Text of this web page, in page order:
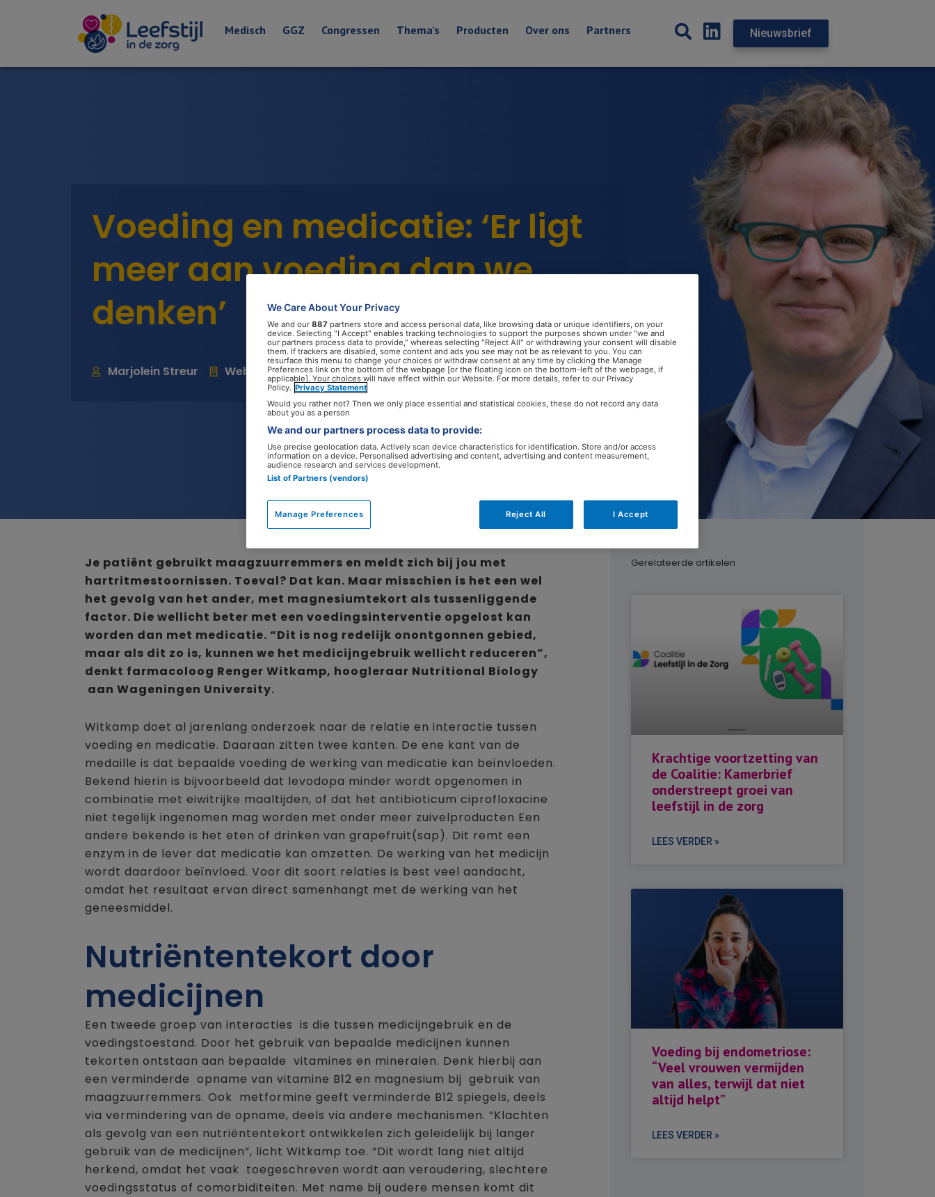
Medisch GGZ Congressen Thema’s Producten Over ons Partners Nieuwsbrief
Voeding en medicatie: ‘Er ligt
meer aan voeding dan we
denken’
Marjolein Streur Webredacteur 18 maart 2024
Je patiënt gebruikt maagzuurremmers en meldt zich bij jou met
hartritmestoornissen. Toeval? Dat kan. Maar misschien is het een wel
het gevolg van het ander, met magnesiumtekort als tussenliggende
factor. Die wellicht beter met een voedingsinterventie opgelost kan
worden dan met medicatie. “Dit is nog redelijk onontgonnen gebied,
maar als dit zo is, kunnen we het medicijngebruik wellicht reduceren”,
denkt farmacoloog Renger Witkamp, hoogleraar Nutritional Biology
aan Wageningen University.
Witkamp doet al jarenlang onderzoek naar de relatie en interactie tussen
voeding en medicatie. Daaraan zitten twee kanten. De ene kant van de
medaille is dat bepaalde voeding de werking van medicatie kan beïnvloeden.
Bekend hierin is bijvoorbeeld dat levodopa minder wordt opgenomen in
combinatie met eiwitrijke maaltijden, of dat het antibioticum ciprofloxacine
niet tegelijk ingenomen mag worden met onder meer zuivelproducten Een
andere bekende is het eten of drinken van grapefruit(sap). Dit remt een
enzym in de lever dat medicatie kan omzetten. De werking van het medicijn
wordt daardoor beïnvloed. Voor dit soort relaties is best veel aandacht,
omdat het resultaat ervan direct samenhangt met de werking van het
geneesmiddel.
Nutriëntentekort door
medicijnen
Een tweede groep van interacties is die tussen medicijngebruik en de
voedingstoestand. Door het gebruik van bepaalde medicijnen kunnen
tekorten ontstaan aan bepaalde vitamines en mineralen. Denk hierbij aan
een verminderde opname van vitamine B12 en magnesium bij gebruik van
maagzuurremmers. Ook metformine geeft verminderde B12 spiegels, deels
via vermindering van de opname, deels via andere mechanismen. “Klachten
als gevolg van een nutriëntentekort ontwikkelen zich geleidelijk bij langer
gebruik van de medicijnen”, licht Witkamp toe. “Dit wordt lang niet altijd
herkend, omdat het vaak toegeschreven wordt aan veroudering, slechtere
voedingsstatus of comorbiditeiten. Met name bij oudere mensen komt dit
Gerelateerde artikelen
Krachtige voortzetting van
de Coalitie: Kamerbrief
onderstreept groei van
leefstijl in de zorg
LEES VERDER »
Voeding bij endometriose:
“Veel vrouwen vermijden
van alles, terwijl dat niet
altijd helpt”
LEES VERDER »
We Care About Your Privacy
We and our 887 partners store and access personal data, like browsing data or unique identifiers, on your
device. Selecting "I Accept" enables tracking technologies to support the purposes shown under "we and
our partners process data to provide," whereas selecting "Reject All" or withdrawing your consent will disable
them. If trackers are disabled, some content and ads you see may not be as relevant to you. You can
resurface this menu to change your choices or withdraw consent at any time by clicking the Manage
Preferences link on the bottom of the webpage [or the floating icon on the bottom-left of the webpage, if
applicable]. Your choices will have effect within our Website. For more details, refer to our Privacy
Policy. Privacy Statement
Would you rather not? Then we only place essential and statistical cookies, these do not record any data
about you as a person
We and our partners process data to provide:
Use precise geolocation data. Actively scan device characteristics for identification. Store and/or access
information on a device. Personalised advertising and content, advertising and content measurement,
audience research and services development.
List of Partners (vendors)
Reject All I Accept
Manage Preferences